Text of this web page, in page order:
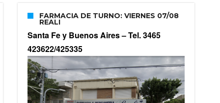
FARMACIA DE TURNO: VIERNES 07/08
REALI
Santa Fe y Buenos Aires –Tel. 3465
423622/425335